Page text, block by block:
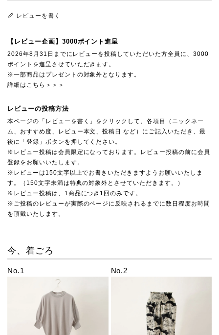
レビューを書く
【レビュー企画】3000ポイント進呈
2026年8月31日までにレビューを投稿していただいた方全員に、3000
ポイントを進呈させていただきます。
※一部商品はプレゼントの対象外となります。
詳細はこちら＞＞＞
レビューの投稿方法
本ページの「レビューを書く」をクリックして、各項目（ニックネー
ム、おすすめ度、レビュー本文、投稿日 など）にご記入いただき、最
後に「登録」ボタンを押してください。
※レビュー投稿は会員限定になっております。レビュー投稿の前に会員
登録をお願いいたします。
※レビューは150文字以上でお書きいただきますようお願いいたしま
す。（150文字未満は特典の対象外とさせていただきます。）
※レビュー投稿は、1商品につき1回のみです。
※ご投稿のレビューが実際のページに反映されるまでに数日程度お時間
を頂戴いたします。
今、着ごろ
No.1 No.2